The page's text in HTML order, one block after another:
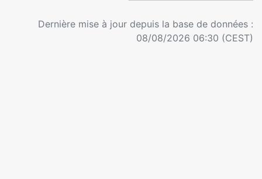
Dernière mise à jour depuis la base de données :
08/08/2026 06:30 (CEST)